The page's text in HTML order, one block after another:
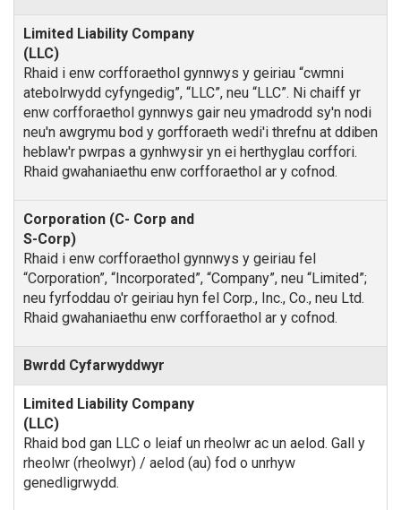
Rhaid i enw corfforaethol gynnwys y geiriau “cwmni
atebolrwydd cyfyngedig”, “LLC”, neu “LLC”. Ni chaiff yr
enw corfforaethol gynnwys gair neu ymadrodd sy'n nodi
neu'n awgrymu bod y gorfforaeth wedi'i threfnu at ddiben
heblaw'r pwrpas a gynhwysir yn ei herthyglau corffori.
Rhaid gwahaniaethu enw corfforaethol ar y cofnod.
Rhaid i enw corfforaethol gynnwys y geiriau fel
“Corporation”, “Incorporated”, “Company”, neu “Limited”;
neu fyrfoddau o'r geiriau hyn fel Corp., Inc., Co., neu Ltd.
Rhaid gwahaniaethu enw corfforaethol ar y cofnod.
Bwrdd Cyfarwyddwyr
Rhaid bod gan LLC o leiaf un rheolwr ac un aelod. Gall y
rheolwr (rheolwyr) / aelod (au) fod o unrhyw
genedligrwydd.